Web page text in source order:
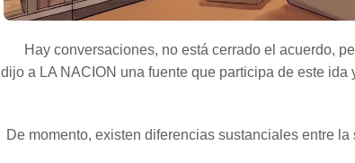
“Hay conversaciones, no está cerrado el acuerdo,
dijo a LA NACION una fuente que participa de este
De momento, existen diferencias sustanciales entre